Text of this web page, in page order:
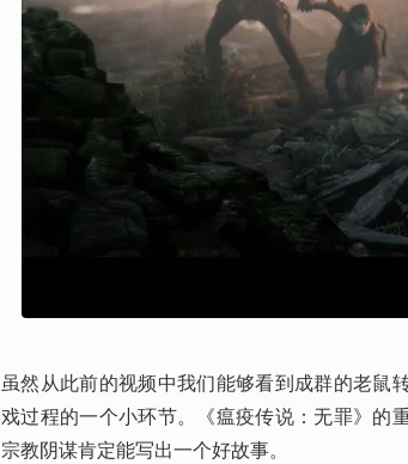
虽然从此前的视频中我们能够看到成群的老鼠
戏过程的一个小环节。《瘟疫传说：无罪》的
宗教阴谋肯定能写出一个好故事。